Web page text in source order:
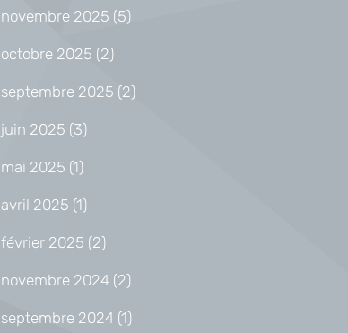
novembre 2025 (5)
octobre 2025 (2)
septembre 2025 (2)
juin 2025 (3)
mai 2025 (1)
avril 2025 (1)
février 2025 (2)
novembre 2024 (2)
septembre 2024 (1)